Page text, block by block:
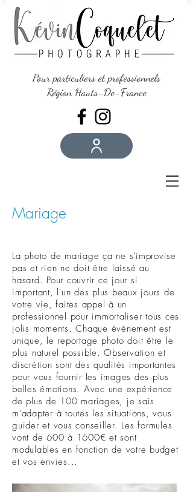
Pour particuliers et professionnels
Région Hauts-De-France
Mariage
La photo de mariage ça ne s'improvise
pas et rien ne doit être laissé au
hasard. Pour couvrir ce jour si
important, l'un des plus beaux jours de
votre vie, faites appel à un
professionnel pour immortaliser tous ces
jolis moments. Chaque évènement est
unique, le reportage photo doit être le
plus naturel possible. Observation et
discrétion sont des qualités importantes
pour vous fournir les images des plus
belles émotions. Avec une expérience
de plus de 100 mariages, je sais
m'adapter à toutes les situations, vous
guider et vous conseiller. Les formules
vont de 600 à 1600€ et sont
modulables en fonction de votre budget
et vos envies...